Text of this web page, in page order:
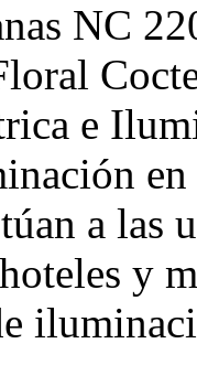
NC
e
en
a las
y